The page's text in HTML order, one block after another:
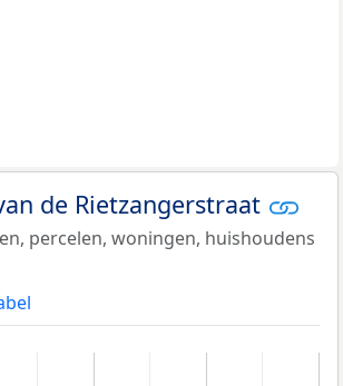
de Rietzangerstraat
percelen, woningen, huishoudens